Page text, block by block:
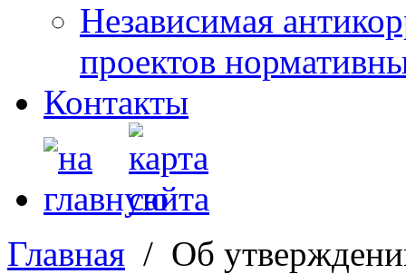
Независимая
проектов
Контакты
Главная / Об